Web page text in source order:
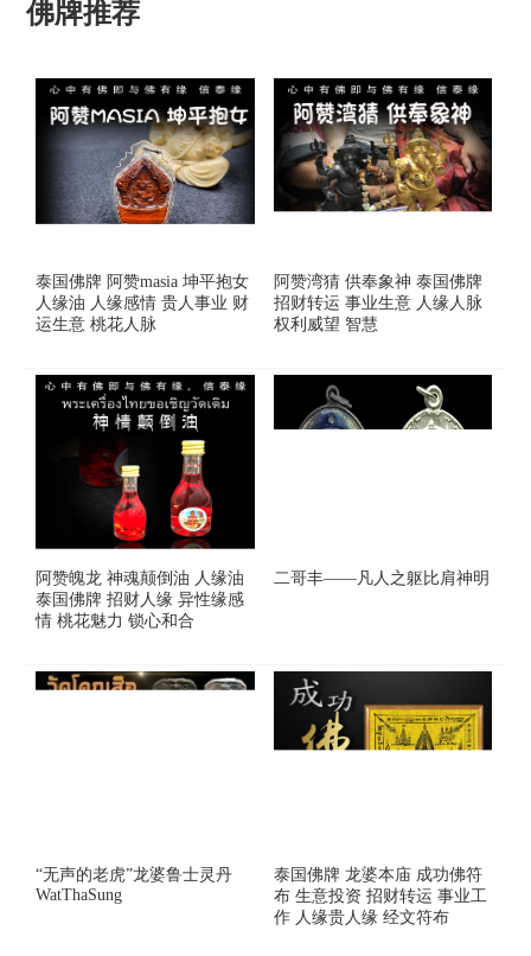
佛牌推荐
泰国佛牌 阿赞masia 坤平抱女
人缘油 人缘感情 贵人事业 财
运生意 桃花人脉
阿赞湾猜 供奉象神 泰国佛牌
招财转运 事业生意 人缘人脉
权利威望 智慧
阿赞魄龙 神魂颠倒油 人缘油
泰国佛牌 招财人缘 异性缘感
情 桃花魅力 锁心和合
二哥丰——凡人之躯比肩神明
“无声的老虎”龙婆鲁士灵丹
WatThaSung
泰国佛牌 龙婆本庙 成功佛符
布 生意投资 招财转运 事业工
作 人缘贵人缘 经文符布